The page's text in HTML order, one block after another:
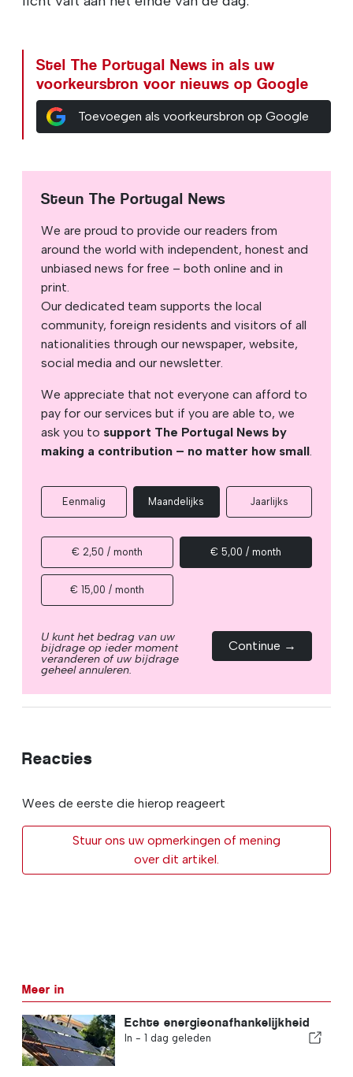
Stel The Portugal News in als uw
voorkeursbron voor nieuws op Google
Toevoegen als voorkeursbron op Google
Steun The Portugal News
We are proud to provide our readers from
around the world with independent, honest and
unbiased news for free – both online and in
print.
Our dedicated team supports the local
community, foreign residents and visitors of all
nationalities through our newspaper, website,
social media and our newsletter.
We appreciate that not everyone can afford to
pay for our services but if you are able to, we
ask you to support The Portugal News by
making a contribution – no matter how small.
Eenmalig Maandelijks Jaarlijks
€ 2,50 / month € 5,00 / month
€ 15,00 / month
U kunt het bedrag van uw
bijdrage op ieder moment
veranderen of uw bijdrage
geheel annuleren.
Continue →
Reacties
Wees de eerste die hierop reageert
Stuur ons uw opmerkingen of mening
over dit artikel.
Meer in
Echte energieonafhankelijkheid
In - 1 dag geleden